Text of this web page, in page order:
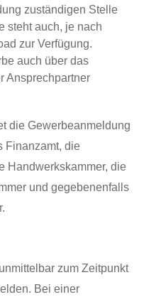
zuständigen Stelle
steht auch, je nach
zur Verfügung.
auch über das
Ansprechpartner
die Gewerbeanmeldung
Finanzamt, die
Handwerkskammer, die
und gegebenenfalls
zum Zeitpunkt
Bei einer